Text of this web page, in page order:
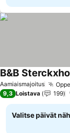
Aamiaismajoitus
B&B
9,3 Loistava 199
Valitse päivät